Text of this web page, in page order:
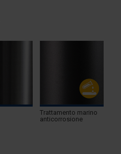
Trattamento marino
anticorrosione